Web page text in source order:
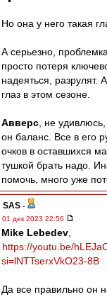
Но она у него такая
А серьезно,
просто потеря
надеяться, разрулят.
глаз в этом сезоне.
Авверс , не
он баланс. Все в его
очков в оставшихся
тушкой брать надо.
помочь, много уже
SAS -
01 дек 2023 22:56
Mike Lebedev
https://youtu.be/
si=lNTTserxVkO23-8B
Да все правильно он